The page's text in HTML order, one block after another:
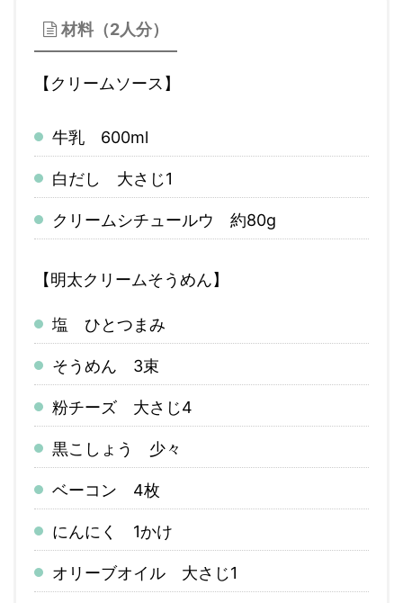
材料（2人分）
【クリームソース】
牛乳 600ml
白だし 大さじ1
クリームシチュールウ 約80g
【明太クリームそうめん】
塩 ひとつまみ
そうめん 3束
粉チーズ 大さじ4
黒こしょう 少々
ベーコン 4枚
にんにく 1かけ
オリーブオイル 大さじ1